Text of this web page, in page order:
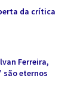
da crítica
Ferreira,
são eternos